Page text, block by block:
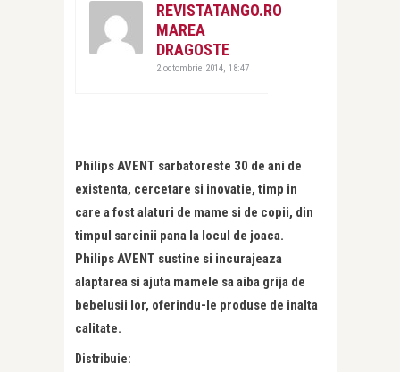
REVISTATANGO.RO
MAREA
DRAGOSTE
2 octombrie 2014, 18:47
Philips AVENT sarbatoreste 30 de ani de
existenta, cercetare si inovatie, timp in
care a fost alaturi de mame si de copii, din
timpul sarcinii pana la locul de joaca.
Philips AVENT sustine si incurajeaza
alaptarea si ajuta mamele sa aiba grija de
bebelusii lor, oferindu-le produse de inalta
calitate.
Distribuie: